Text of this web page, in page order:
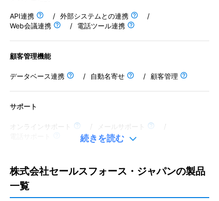
データベース連携
自動名寄せ
サポート
オンラインサポート
電話サポート
営業先リストの作成・管理
API連携 / 外部システムとの連携
/
Web会議連携
/ 電話ツール連携
顧客管理機能
データベース連携 / 自動名寄せ / 顧客管理
サポート
オンラインサポート / メールサポート
/
リード管理
営業先リストの作成・管理
続きを読む
株式会社セールスフォース・ジャパンの製品
一覧